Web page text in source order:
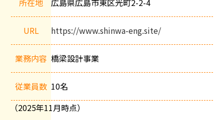
所在地 広島県広島市東区光町2-2-4
URL https://www.shinwa-eng.site/
業務内容 橋梁設計事業
従業員数 10名
（2025年11月時点）